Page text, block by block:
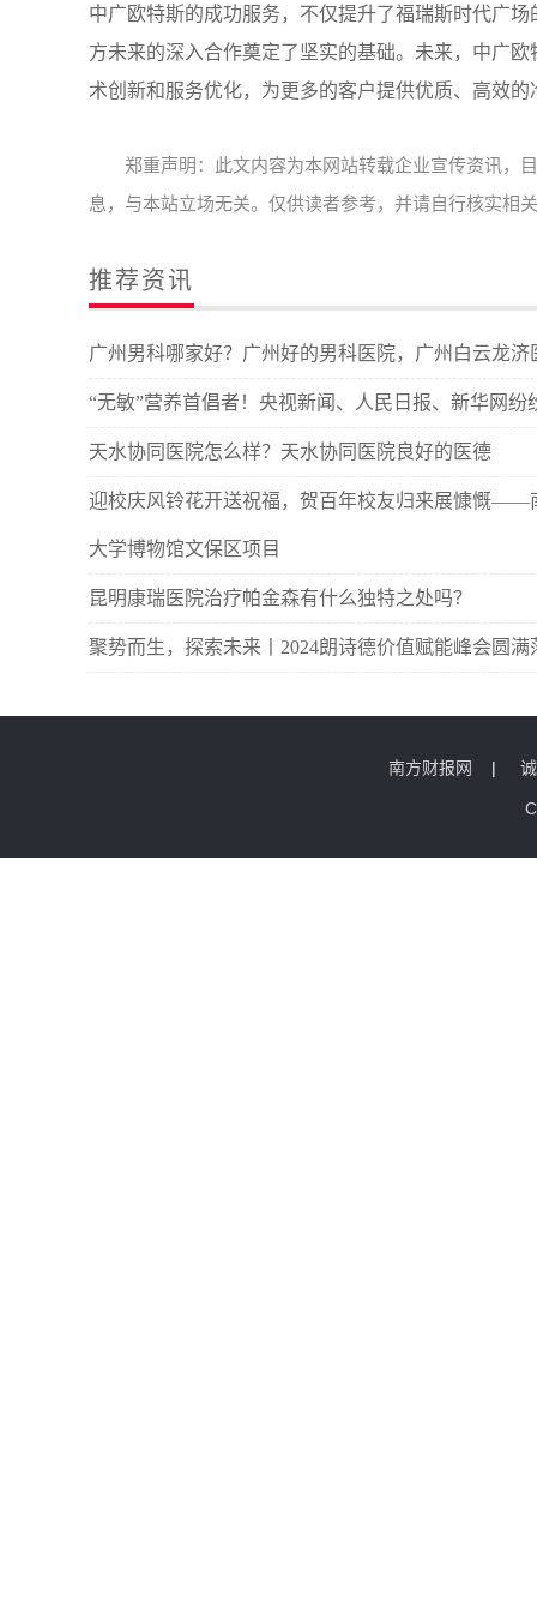
中广欧特斯的成功服务，不仅提升了福瑞斯时代广场
方未来的深入合作奠定了坚实的基础。未来，中广欧
术创新和服务优化，为更多的客户提供优质、高效的
郑重声明：此文内容为本网站转载企业宣传资讯，
息，与本站立场无关。仅供读者参考，并请自行核实相
推荐资讯
广州男科哪家好？广州好的男科医院，广州白云龙济
“无敏”营养首倡者！央视新闻、人民日报、新华网纷
天水协同医院怎么样？天水协同医院良好的医德
迎校庆风铃花开送祝福，贺百年校友归来展慷慨——
大学博物馆文保区项目
昆明康瑞医院治疗帕金森有什么独特之处吗？
聚势而生，探索未来丨2024朗诗德价值赋能峰会圆满
南方财报网 |